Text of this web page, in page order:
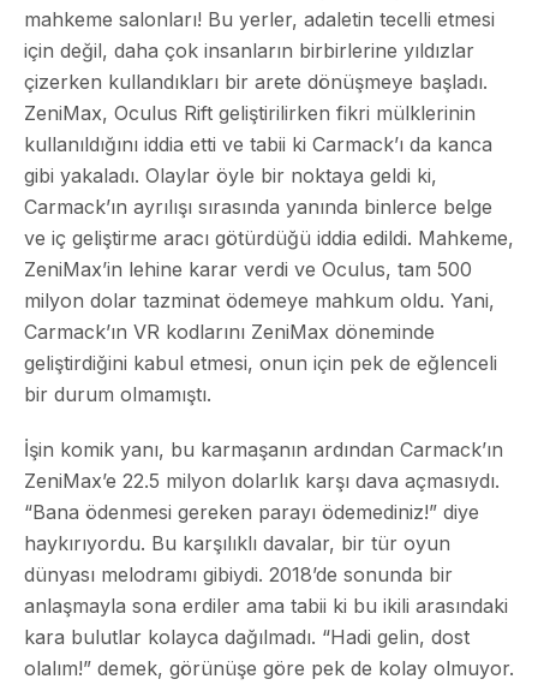
mahkeme salonları! Bu yerler, adaletin tecelli etmesi
için değil, daha çok insanların birbirlerine yıldızlar
çizerken kullandıkları bir arete dönüşmeye başladı.
ZeniMax, Oculus Rift geliştirilirken fikri mülklerinin
kullanıldığını iddia etti ve tabii ki Carmack’ı da kanca
gibi yakaladı. Olaylar öyle bir noktaya geldi ki,
Carmack’ın ayrılışı sırasında yanında binlerce belge
ve iç geliştirme aracı götürdüğü iddia edildi. Mahkeme,
ZeniMax’in lehine karar verdi ve Oculus, tam 500
milyon dolar tazminat ödemeye mahkum oldu. Yani,
Carmack’ın VR kodlarını ZeniMax döneminde
geliştirdiğini kabul etmesi, onun için pek de eğlenceli
bir durum olmamıştı.
İşin komik yanı, bu karmaşanın ardından Carmack’ın
ZeniMax’e 22.5 milyon dolarlık karşı dava açmasıydı.
“Bana ödenmesi gereken parayı ödemediniz!” diye
haykırıyordu. Bu karşılıklı davalar, bir tür oyun
dünyası melodramı gibiydi. 2018’de sonunda bir
anlaşmayla sona erdiler ama tabii ki bu ikili arasındaki
kara bulutlar kolayca dağılmadı. “Hadi gelin, dost
olalım!” demek, görünüşe göre pek de kolay olmuyor.